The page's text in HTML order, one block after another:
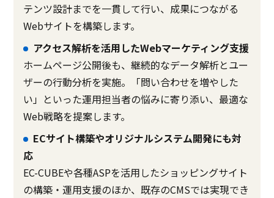
テンツ設計までを一貫して行い、成果につながる
Webサイトを構築します。
アクセス解析を活用したWebマーケティング支援
ホームページ公開後も、継続的なデータ解析とユー
ザーの行動分析を実施。「問い合わせを増やした
い」といった運用担当者の悩みに寄り添い、最適な
Web戦略を提案します。
ECサイト構築やオリジナルシステム開発にも対
応
EC-CUBEや各種ASPを活用したショッピングサイト
の構築・運用支援のほか、既存のCMSでは実現でき